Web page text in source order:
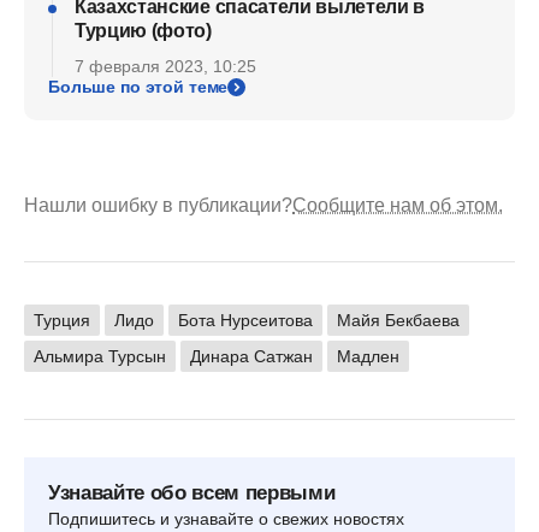
Казахстанские спасатели вылетели в
Турцию (фото)
7 февраля 2023, 10:25
Больше по этой теме
Нашли ошибку в публикации?Сообщите нам об этом.
Турция Лидо Бота Нурсеитова
Майя Бекбаева
Альмира Турсын
Динара Сатжан Мадлен
Узнавайте обо всем первыми
Подпишитесь и узнавайте о свежих новостях